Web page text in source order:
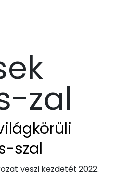
zal
szal
veszi kezdetét 2022.